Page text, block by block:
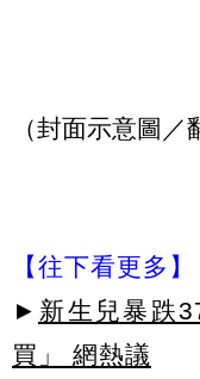
（封面示意圖／
【往下看更多】
► 新生兒暴跌
買」 網熱議